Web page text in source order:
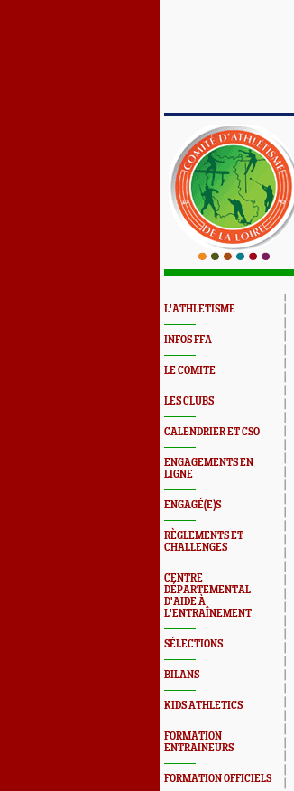
L'ATHLETISME
INFOS FFA
LE COMITE
LES CLUBS
CALENDRIER ET CSO
ENGAGEMENTS EN
LIGNE
ENGAGÉ(E)S
RÈGLEMENTS ET
CHALLENGES
CENTRE
DÉPARTEMENTAL
D'AIDE À
L'ENTRAÎNEMENT
SÉLECTIONS
BILANS
KIDS ATHLETICS
FORMATION
ENTRAINEURS
FORMATION OFFICIELS